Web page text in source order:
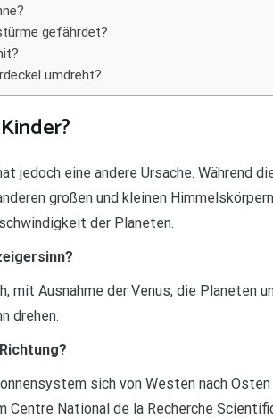
gefährdet?
umdreht?
jedoch eine andere Ursache. Während
großen und kleinen
der Planeten.
mit Ausnahme der Venus, die Planeten
drehen.
sich von Westen nach
Centre National de la Recherche